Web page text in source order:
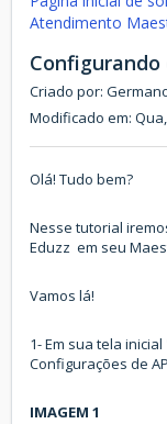
Atendimento
Configurando
Criado por:
Modificado em: Qua,
Olá! Tudo bem?
Nesse tutorial
Eduzz em seu
Vamos lá!
1- Em sua tela
Configurações de
IMAGEM 1